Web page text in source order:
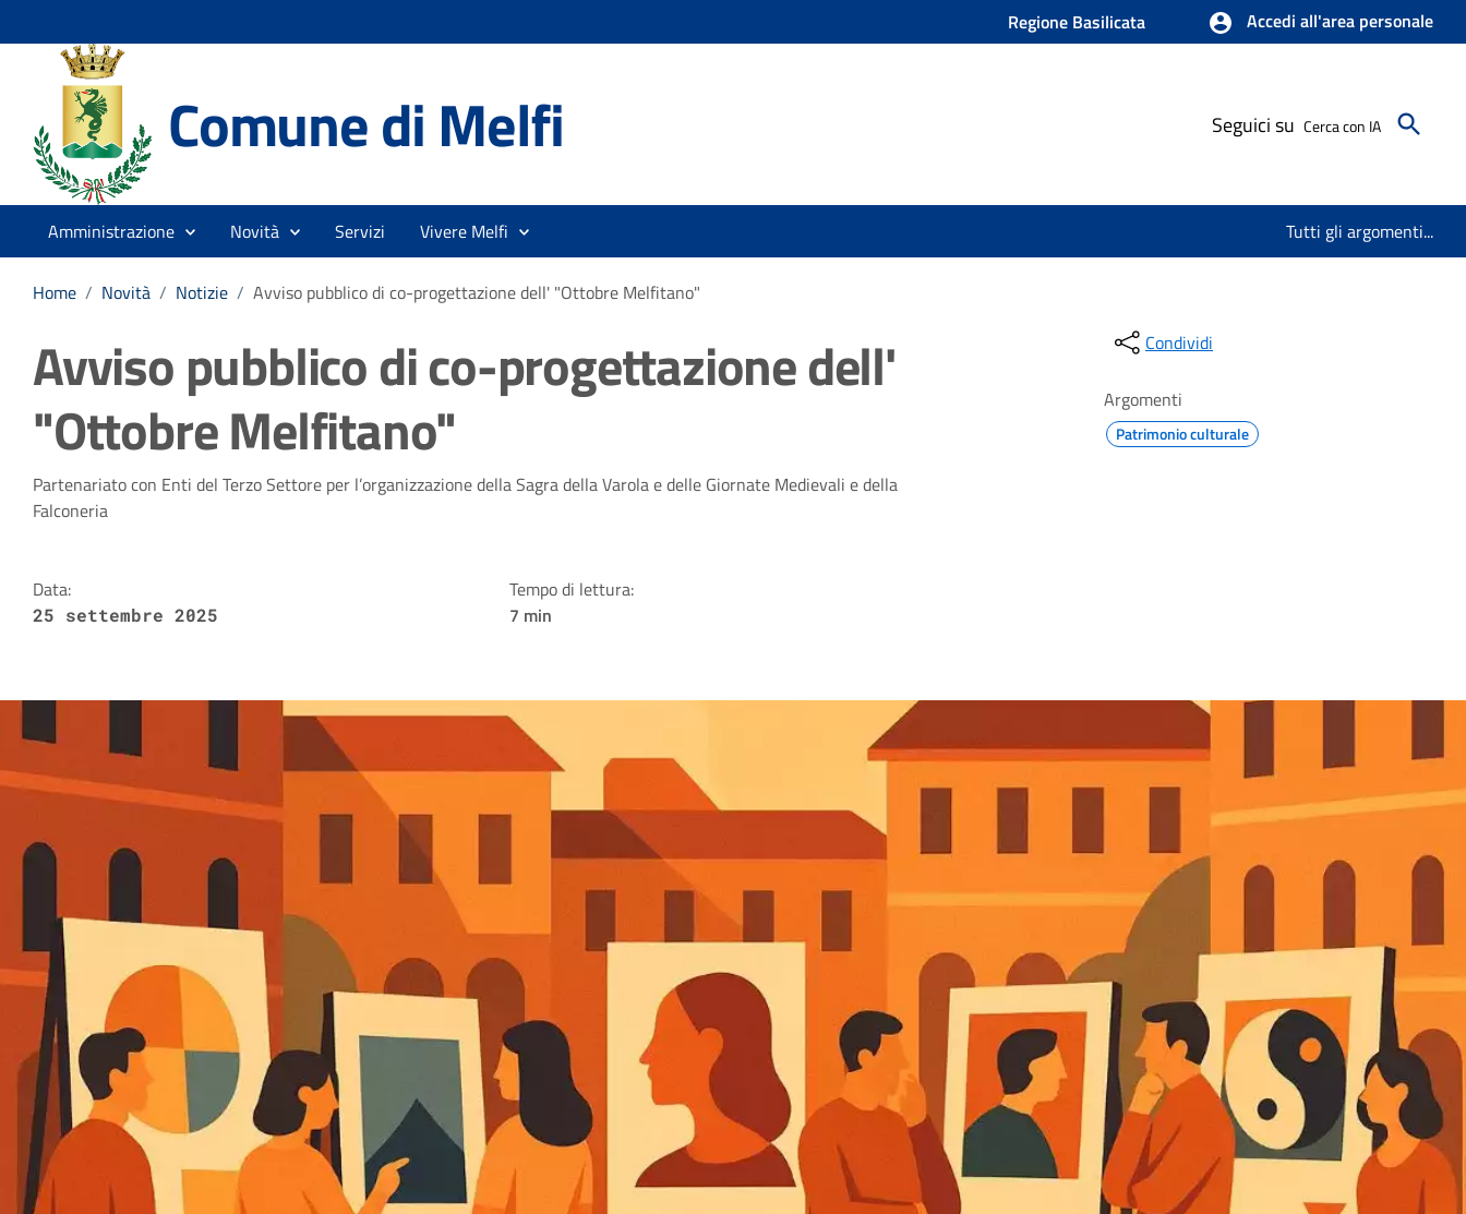
Regione Basilicata Accedi all'area personale
Comune di Melfi Seguici su Cerca con IA
Amministrazione Novità Servizi Vivere Melfi Tutti gli argomenti...
Home / Novità / Notizie / Avviso pubblico di co-progettazione dell' "Ottobre Melfitano"
Avviso pubblico di co-progettazione dell'
"Ottobre Melfitano"
Dettagli della notizia
Partenariato con Enti del Terzo Settore per l’organizzazione della Sagra della Varola e delle Giornate Medievali e della
Falconeria
Data:
25 settembre 2025
Tempo di lettura:
7 min
Condividi
Argomenti
Patrimonio culturale